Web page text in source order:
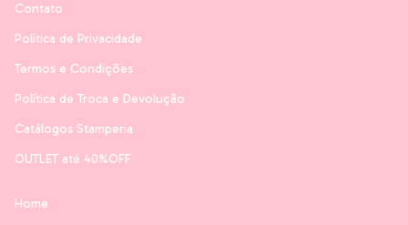
Contato
Política de Privacidade
Termos e Condições
Política de Troca e Devolução
Catálogos Stamperia
OUTLET até 40%OFF
Home